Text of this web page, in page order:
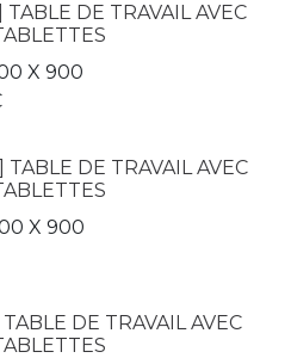
TABLE DE TRAVAIL AVEC
X 900
TABLE DE TRAVAIL AVEC
X 900
DE TRAVAIL AVEC